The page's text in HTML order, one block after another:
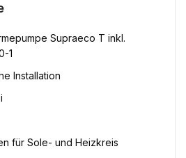
Supraeco T inkl.
1
Installation
für Sole- und Heizkreis